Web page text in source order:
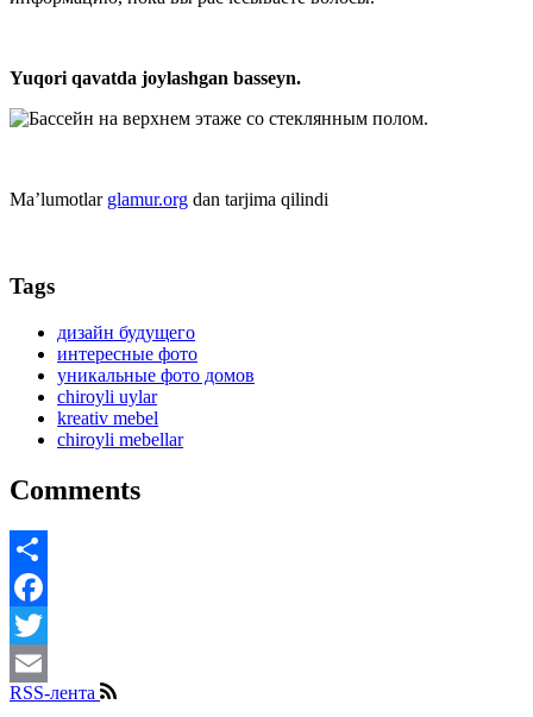
Yuqori qavatda joylashgan basseyn.
Ma’lumotlar glamur.org dan tarjima qilindi
Tags
дизайн будущего
интересные фото
уникальные фото домов
chiroyli uylar
kreativ mebel
chiroyli mebellar
Comments
Share
Facebook
Twitter
Email
RSS-лента